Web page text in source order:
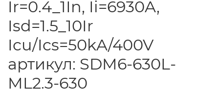
Ir=0.4_1In, Ii=6930A,
Isd=1.5_10Ir
Icu/Ics=50kA/400V
артикул: SDM6-630L-
ML2.3-630